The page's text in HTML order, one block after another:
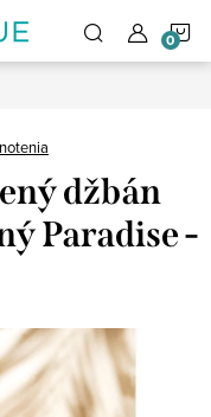
džbán
Paradise -